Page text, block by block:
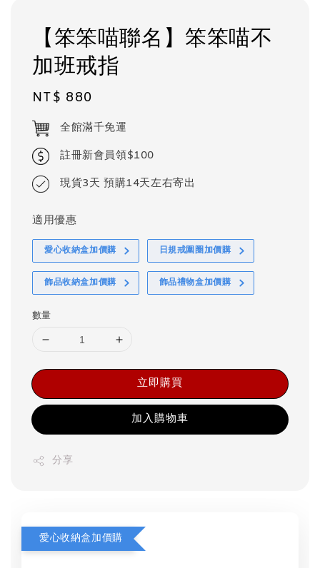
【笨笨喵聯名】笨笨喵不
加班戒指
Regular
price
NT$ 880
全館滿千免運
註冊新會員領$100
現貨3天 預購14天左右寄出
適用優惠
愛心收納盒加價購 日規戒圍圈加價購
飾品收納盒加價購 飾品禮物盒加價購
數量
立即購買
加入購物車
分享
愛心收納盒加價購